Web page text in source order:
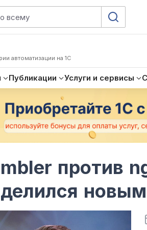
автоматизации на 1С
Публикации Услуги и сервисы
против